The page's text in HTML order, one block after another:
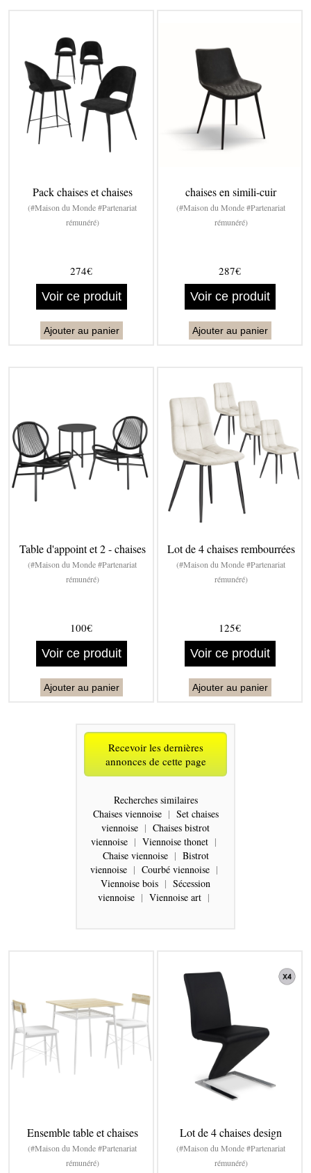
Pack chaises et chaises
(#Maison du Monde #Partenariat
rémunéré)
274€
Voir ce produit
Ajouter au panier
chaises en simili-cuir
(#Maison du Monde #Partenariat
rémunéré)
287€
Voir ce produit
Ajouter au panier
Table d'appoint et 2 - chaises
(#Maison du Monde #Partenariat
rémunéré)
100€
Voir ce produit
Ajouter au panier
Lot de 4 chaises rembourrées
(#Maison du Monde #Partenariat
rémunéré)
125€
Voir ce produit
Ajouter au panier
Recevoir les dernières
annonces de cette page
Recherches similaires
Chaises viennoise | Set chaises
viennoise | Chaises bistrot
viennoise | Viennoise thonet |
Chaise viennoise | Bistrot
viennoise | Courbé viennoise |
Viennoise bois | Sécession
viennoise | Viennoise art |
Ensemble table et chaises
(#Maison du Monde #Partenariat
rémunéré)
Lot de 4 chaises design
(#Maison du Monde #Partenariat
rémunéré)